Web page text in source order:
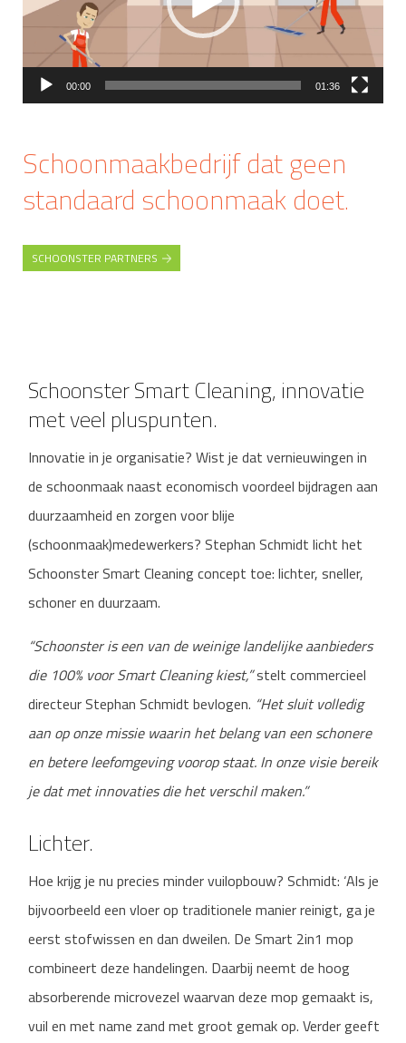
Schoonmaakbedrijf dat geen
standaard schoonmaak doet.
SCHOONSTER PARTNERS
00:00 01:36
Schoonster Smart Cleaning, innovatie
met veel pluspunten.
Innovatie in je organisatie? Wist je dat vernieuwingen in
de schoonmaak naast economisch voordeel bijdragen aan
duurzaamheid en zorgen voor blije
(schoonmaak)medewerkers? Stephan Schmidt licht het
Schoonster Smart Cleaning concept toe: lichter, sneller,
schoner en duurzaam.
“Schoonster is een van de weinige landelijke aanbieders
die 100% voor Smart Cleaning kiest,”stelt commercieel
directeur Stephan Schmidt bevlogen. “Het sluit volledig
aan op onze missie waarin het belang van een schonere
en betere leefomgeving voorop staat. In onze visie bereik
je dat met innovaties die het verschil maken.”
Lichter.
Hoe krijg je nu precies minder vuilopbouw? Schmidt: ‘Als je
bijvoorbeeld een vloer op traditionele manier reinigt, ga je
eerst stofwissen en dan dweilen. De Smart 2in1 mop
combineert deze handelingen. Daarbij neemt de hoog
absorberende microvezel waarvan deze mop gemaakt is,
vuil en met name zand met groot gemak op. Verder geeft